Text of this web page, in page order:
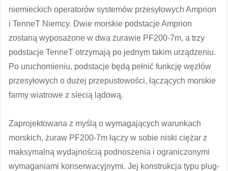
niemieckich operatorów systemów przesyłowych Amprion
i TenneT Niemcy. Dwie morskie podstacje Amprion
zostaną wyposażone w dwa żurawie PF200-7m, a trzy
podstacje TenneT otrzymają po jednym takim urządzeniu.
Po uruchomieniu, podstacje będą pełnić funkcję węzłów
przesyłowych o dużej przepustowości, łączących morskie
farmy wiatrowe z siecią lądową.
Zaprojektowana z myślą o wymagających warunkach
morskich, żuraw PF200-7m łączy w sobie niski ciężar z
maksymalną wydajnością podnoszenia i ograniczonymi
wymaganiami konserwacyjnymi. Jej konstrukcja typu plug-